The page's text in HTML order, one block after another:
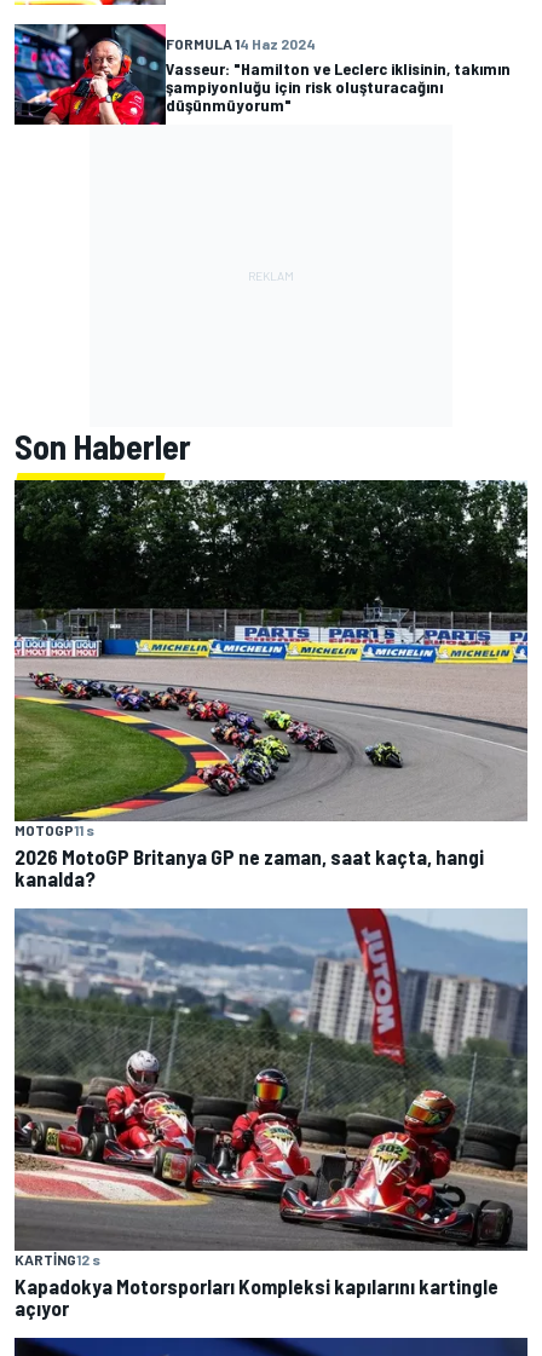
FORMULA 14 Haz 2024
Vasseur: "Hamilton ve Leclerc iklisinin, takımın
şampiyonluğu için risk oluşturacağını
düşünmüyorum"
Son Haberler
MOTOGP11 s
2026 MotoGP Britanya GP ne zaman, saat kaçta, hangi
kanalda?
KARTING12 s
Kapadokya Motorsporları Kompleksi kapılarını kartingle
açıyor